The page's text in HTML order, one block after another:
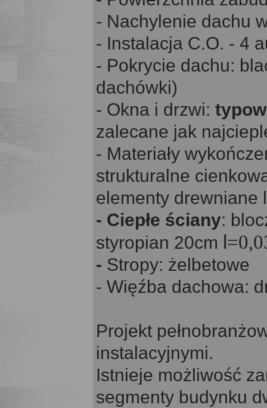
- Nachylenie dachu
- Instalacja C.O. - 4
- Pokrycie dachu:
dachówki)
- Okna i drzwi:
zalecane jak
- Materiały
strukturalne
elementy drewniane
- Ciepłe ściany:
styropian 20cm l
- Stropy: żelbetowe
- Więźba dachowa:
Projekt
instalacyjnymi.
Istnieje możliwość
segmenty budynku